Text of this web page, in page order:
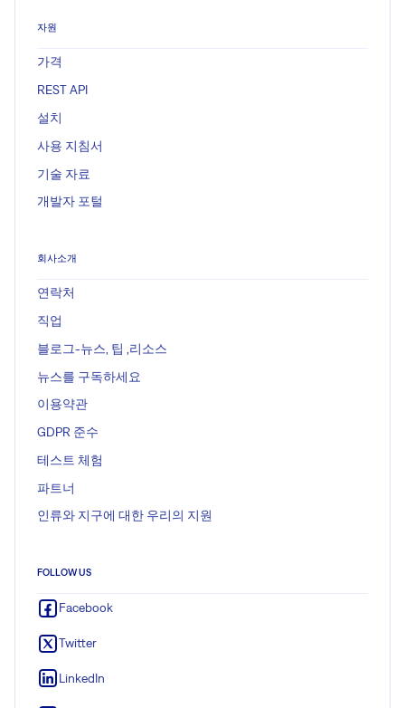
자원
가격
REST API
설치
사용 지침서
기술 자료
개발자 포털
회사소개
연락처
직업
블로그-뉴스, 팁 ,리소스
뉴스를 구독하세요
이용약관
GDPR 준수
테스트 체험
파트너
인류와 지구에 대한 우리의 지원
FOLLOW US
Facebook
Twitter
LinkedIn